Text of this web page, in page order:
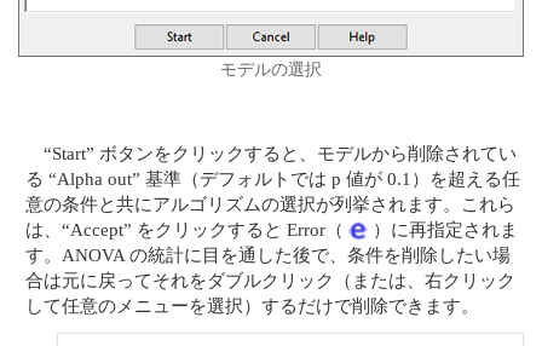
モデルの選択
“Start” ボタンをクリックすると、モデルから削除されてい
る “Alpha out” 基準（デフォルトでは p 値が 0.1）を超える任
意の条件と共にアルゴリズムの選択が列挙されます。これら
は、“Accept” をクリックすると Error（
）に再指定されま
す。ANOVA の統計に目を通した後で、条件を削除したい場
合は元に戻ってそれをダブルクリック（または、右クリック
して任意のメニューを選択）するだけで削除できます。